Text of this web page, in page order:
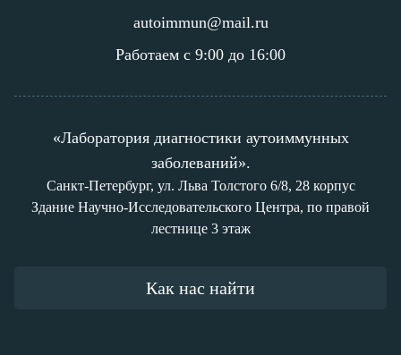
autoimmun@mail.ru
Работаем с 9:00 до 16:00
«Лаборатория диагностики аутоиммунных
заболеваний».
Санкт-Петербург, ул. Льва Толстого 6/8, 28 корпус
Здание Научно-Исследовательского Центра, по правой
лестнице 3 этаж
Как нас найти